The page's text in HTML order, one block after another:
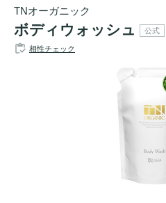
TNオーガニック
ボディウォッシュ 公式
相性チェック